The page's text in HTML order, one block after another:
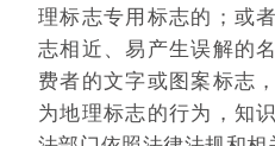
理标志专用标志的；或
志相近、易产生误解的
费者的文字或图案标志
为地理标志的行为，知